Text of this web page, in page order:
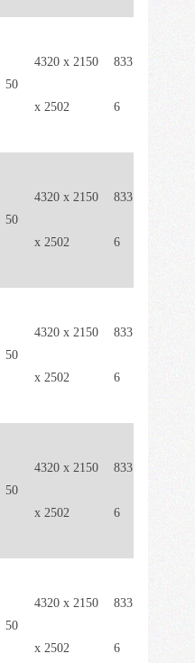
50
4320 x 2150
x 2502
833
6
50
4320 x 2150
x 2502
833
6
50
4320 x 2150
x 2502
833
6
50
4320 x 2150
x 2502
833
6
50
4320 x 2150
x 2502
833
6